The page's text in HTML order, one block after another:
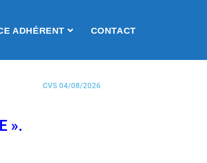
ADHÉRENT
CONTACT
CVS 04/08/2026
».